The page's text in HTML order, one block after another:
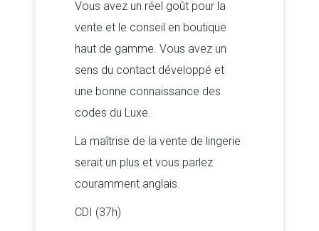
Vous avez un réel goût pour la
vente et le conseil en boutique
haut de gamme. Vous avez un
sens du contact développé et
une bonne connaissance des
codes du Luxe.
La maîtrise de la vente de lingerie
serait un plus et vous parlez
couramment anglais.
CDI (37h)